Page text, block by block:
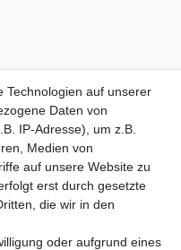
Kinderwagen
und Imbiss
Technologien auf unserer
Daten von
IP-Adresse), um z.B.
Medien von
auf unsere Website zu
erst durch gesetzte
die wir in den
oder aufgrund eines